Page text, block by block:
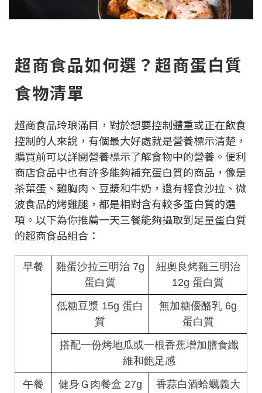
超商食品如何選？超商蛋白質
食物清單
超商食品玲琅滿目，對於想要控制體重或正在飲食
控制的人來說，有個最大好處就是營養標示清楚，
購買前可以詳閱營養標示了解食物中的營養。便利
商店食品中也有許多能夠補充蛋白質的商品，像是
茶葉蛋、雞胸肉、豆漿和牛奶，還有輕食沙拉、微
波食品的烤雞腿，都是相對含有較多蛋白質的選
項。以下為你推薦一天三餐能夠攝取到足量蛋白質
的超商食品組合：
早餐
雞蛋沙拉三明治 7g
蛋白質
紐奧良烤雞三明治
12g 蛋白質
低糖豆漿 15g 蛋白
質
無加糖優酪乳 6g
蛋白質
搭配一份烤地瓜或一根香蕉增加膳食纖
維和飽足感
午餐
健身Ｇ肉餐盒 27g
香蒜白酒蛤蠣義大